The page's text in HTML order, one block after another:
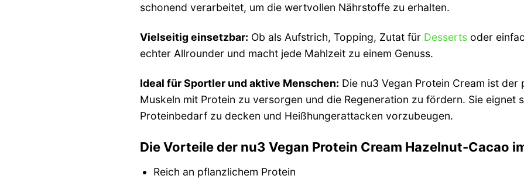
schonend verarbeitet, um die wertvollen Nährstoffe zu erhalten.
Vielseitig einsetzbar: Ob als Aufstrich, Topping, Zutat für Desserts oder
echter Allrounder und macht jede Mahlzeit zu einem Genuss.
Ideal für Sportler und aktive Menschen: Die nu3 Vegan Protein Cream ist
Muskeln mit Protein zu versorgen und die Regeneration zu fördern. Sie eignet
Proteinbedarf zu decken und Heißhungerattacken vorzubeugen.
Die Vorteile der nu3 Vegan Protein Cream Hazelnut-Cacao
Reich an pflanzlichem Protein